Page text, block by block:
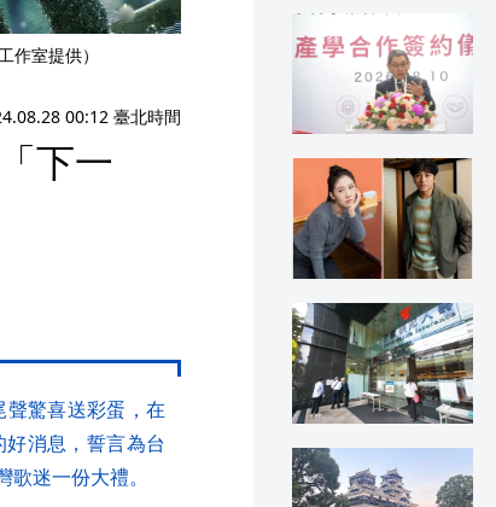
室提供）
00:12 臺北時間
下一
驚喜送彩蛋，在
消息，誓言為台
迷一份大禮。